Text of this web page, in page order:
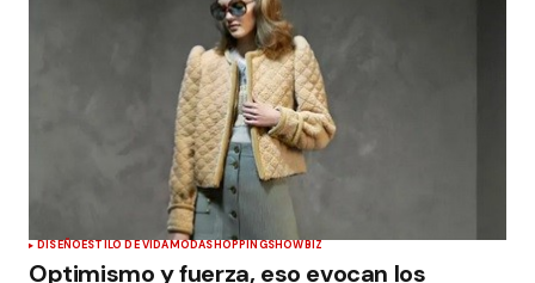
DISEÑOESTILO DE VIDAMODASHOPPINGSHOWBIZ
Optimismo y fuerza, eso evocan los